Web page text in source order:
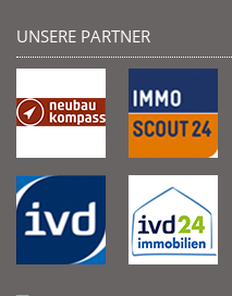
UNSERE PARTNER